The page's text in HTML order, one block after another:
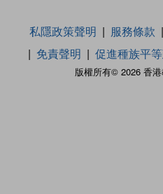
版權所有© 2026 香
私隱政策聲明 服務條款
免責聲明
促進種族平